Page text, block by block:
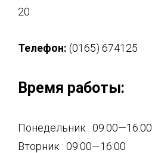
20
Телефон: (0165) 674125
Время работы:
Понедельник : 09:00—16:00
Вторник : 09:00—16:00